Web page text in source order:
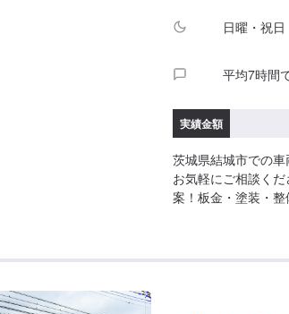
日曜・祝日
平均7時間
実績金額
茨城県結城市での
お気軽にご相談く
案！板金・塗装・